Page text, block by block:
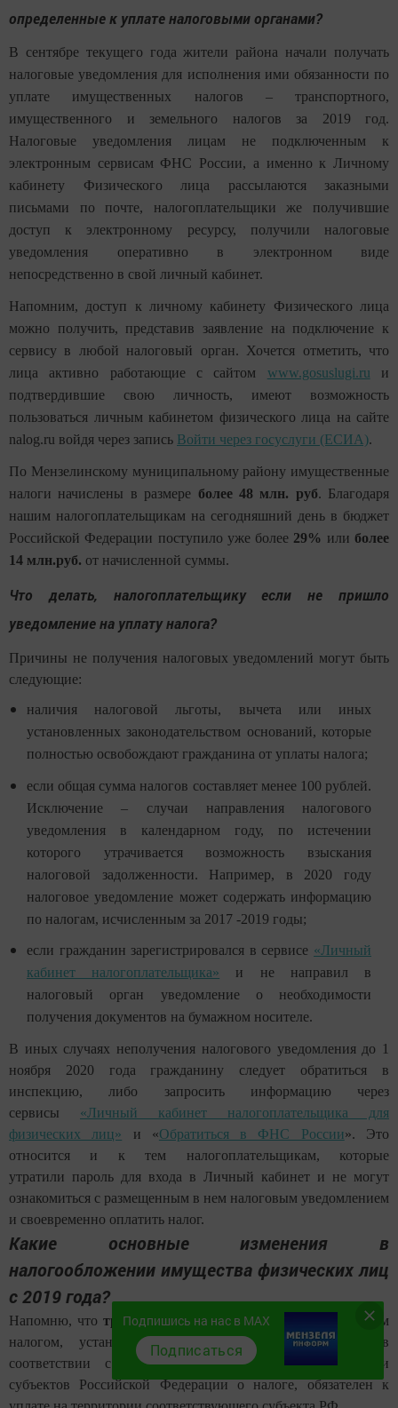
определенные к уплате налоговыми органами?
В сентябре текущего года жители района начали получать
налоговые уведомления для исполнения ими обязанности по
уплате имущественных налогов – транспортного,
имущественного и земельного налогов за 2019 год.
Налоговые уведомления лицам не подключенным к
электронным сервисам ФНС России, а именно к Личному
кабинету Физического лица рассылаются заказными
письмами по почте, налогоплательщики же получившие
доступ к электронному ресурсу, получили налоговые
уведомления оперативно в электронном виде
непосредственно в свой личный кабинет.
Напомним, доступ к личному кабинету Физического лица
можно получить, представив заявление на подключение к
сервису в любой налоговый орган. Хочется отметить, что
лица активно работающие с сайтом www.gosuslugi.ru и
подтвердившие свою личность, имеют возможность
пользоваться личным кабинетом физического лица на сайте
nalog.ru войдя через запись Войти через госуслуги (ЕСИА).
По Мензелинскому муниципальному району имущественные
налоги начислены в размере более 48 млн. руб. Благодаря
нашим налогоплательщикам на сегодняшний день в бюджет
Российской Федерации поступило уже более 29% или более
14 млн.руб. от начисленной суммы.
Что делать, налогоплательщику если не пришло
уведомление на уплату налога?
Причины не получения налоговых уведомлений могут быть
следующие:
наличия налоговой льготы, вычета или иных
установленных законодательством оснований, которые
полностью освобождают гражданина от уплаты налога;
если общая сумма налогов составляет менее 100 рублей.
Исключение – случаи направления налогового
уведомления в календарном году, по истечении
которого утрачивается возможность взыскания
налоговой задолженности. Например, в 2020 году
налоговое уведомление может содержать информацию
по налогам, исчисленным за 2017 -2019 годы;
если гражданин зарегистрировался в сервисе «Личный
кабинет налогоплательщика» и не направил в
налоговый орган уведомление о необходимости
получения документов на бумажном носителе.
В иных случаях неполучения налогового уведомления до 1
ноября 2020 года гражданину следует обратиться в
инспекцию, либо запросить информацию через
сервисы «Личный кабинет налогоплательщика для
физических лиц» и «Обратиться в ФНС России». Это
относится и к тем налогоплательщикам, которые
утратили пароль для входа в Личный кабинет и не могут
ознакомиться с размещенным в нем налоговым уведомлением
и своевременно оплатить налог.
Какие основные изменения в
налогообложении имущества физических лиц
с 2019 года?
Напомню, что транспортный налогявляется региональным
налогом, устанавливается и вводится в действие в
соответствии с Налоговым кодексом РФ и законами
субъектов Российской Федерации о налоге, обязателен к
Подпишись на нас в MAX
Подписаться